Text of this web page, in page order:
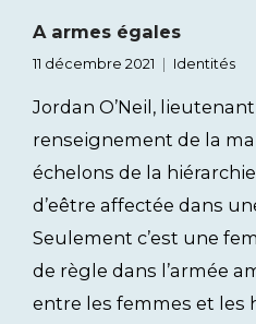
A armes égales
11 décembre 2021 Identités
Jordan O’Neil,
renseignement de la
échelons de la
d’eêtre affectée dans
Seulement c’est une
de règle dans l’armée
entre les femmes et les